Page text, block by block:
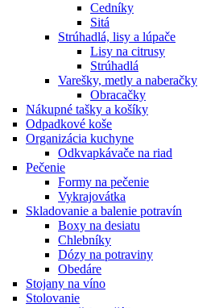
Cedníky
Sitá
Strúhadlá, lisy a lúpače
Lisy na citrusy
Strúhadlá
Varešky, metly a naberačky
Obracačky
Nákupné tašky a košíky
Odpadkové koše
Organizácia kuchyne
Odkvapkávače na riad
Pečenie
Formy na pečenie
Vykrajovátka
Skladovanie a balenie potravín
Boxy na desiatu
Chlebníky
Dózy na potraviny
Obedáre
Stojany na víno
Stolovanie